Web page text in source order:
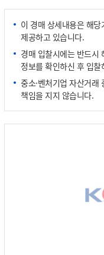
션
이 경매 상세내용은 해
제공하고 있습니다.
경매 입찰시에는 반드시
정보를 확인하신 후 입찰
중소·벤처기업 자산거래
책임을 지지 않습니다.
유관기관 매물보기
나의 거래정보
고객마당